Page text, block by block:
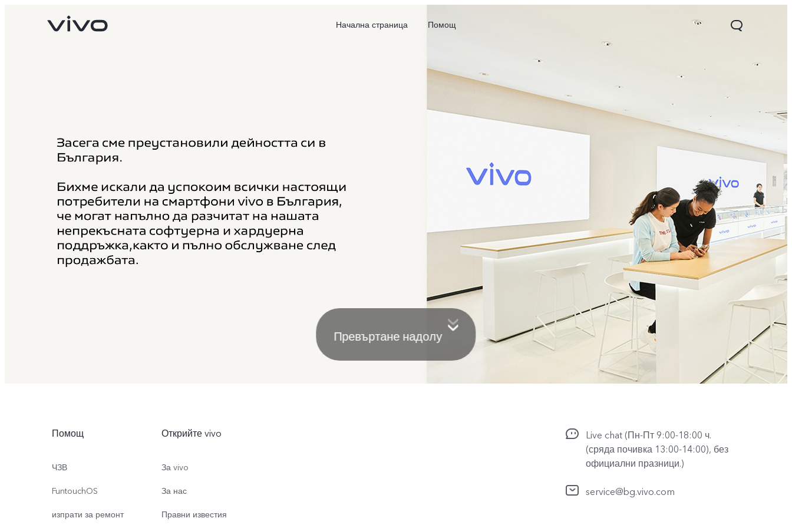
Начална страница Помощ
Превъртане надолу
Помощ
ЧЗВ
FuntouchOS
изпрати за ремонт
Открийте vivo
За vivo
За нас
Правни известия
Live chat (Пн-Пт 9:00-18:00 ч.
(сряда почивка 13:00-14:00), без
официални празници.)
service@bg.vivo.com